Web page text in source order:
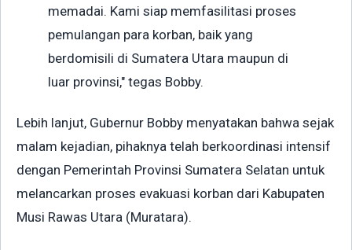
memadai. Kami siap memfasilitasi proses
pemulangan para korban, baik yang
berdomisili di Sumatera Utara maupun di
luar provinsi," tegas Bobby.
Lebih lanjut, Gubernur Bobby menyatakan bahwa sejak
malam kejadian, pihaknya telah berkoordinasi intensif
dengan Pemerintah Provinsi Sumatera Selatan untuk
melancarkan proses evakuasi korban dari Kabupaten
Musi Rawas Utara (Muratara).